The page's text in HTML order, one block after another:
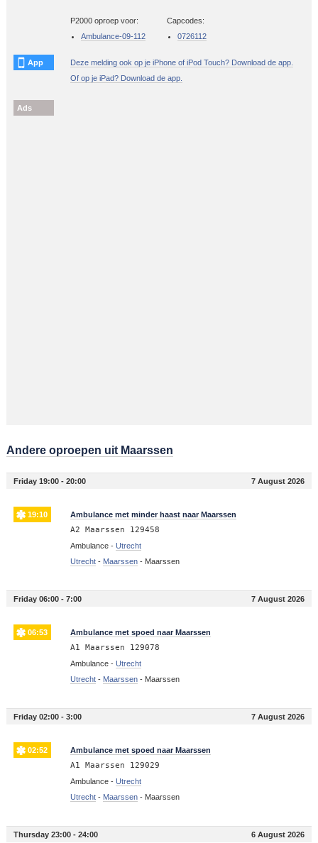
P2000 oproep voor:
Ambulance-09-112
Capcodes:
0726112
App
Deze melding ook op je iPhone of iPod Touch? Download de app.
Of op je iPad? Download de app.
Ads
Andere oproepen uit Maarssen
Friday 19:00 - 20:00 7 August 2026
19:10 Ambulance met minder haast naar Maarssen
A2 Maarssen 129458
Ambulance - Utrecht
Utrecht- Maarssen- Maarssen
Friday 06:00 - 7:00 7 August 2026
06:53 Ambulance met spoed naar Maarssen
A1 Maarssen 129078
Ambulance - Utrecht
Utrecht- Maarssen- Maarssen
Friday 02:00 - 3:00 7 August 2026
02:52 Ambulance met spoed naar Maarssen
A1 Maarssen 129029
Ambulance - Utrecht
Utrecht- Maarssen- Maarssen
Thursday 23:00 - 24:00 6 August 2026